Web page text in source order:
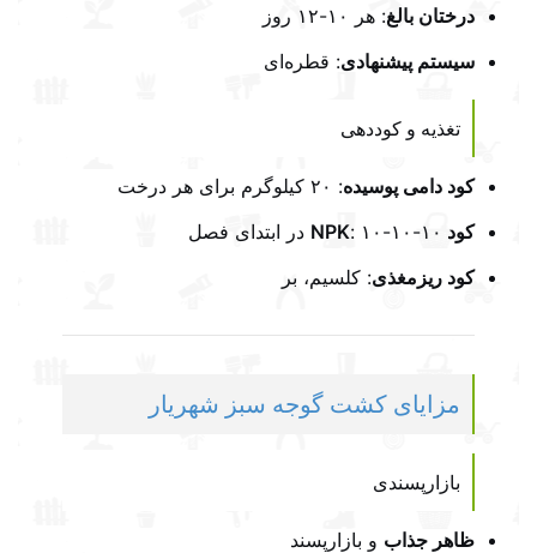
درختان بالغ: هر ۱۰-۱۲ روز
سیستم پیشنهادی: قطره‌ای
تغذیه و کوددهی
کود دامی پوسیده: ۲۰ کیلوگرم برای هر درخت
کود NPK : ۱۰-۱۰-۱۰ در ابتدای فصل
کود ریزمغذی: کلسیم، بر
مزایای کشت گوجه سبز شهریار
بازارپسندی
ظاهر جذاب و بازارپسند